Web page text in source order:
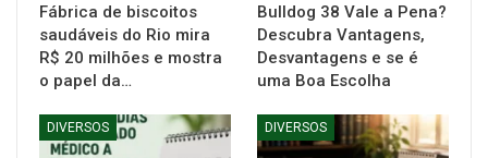
Fábrica de biscoitos
saudáveis do Rio mira
R$ 20 milhões e mostra
o papel da…
Bulldog 38 Vale a Pena?
Descubra Vantagens,
Desvantagens e se é
uma Boa Escolha
DIVERSOS DIVERSOS